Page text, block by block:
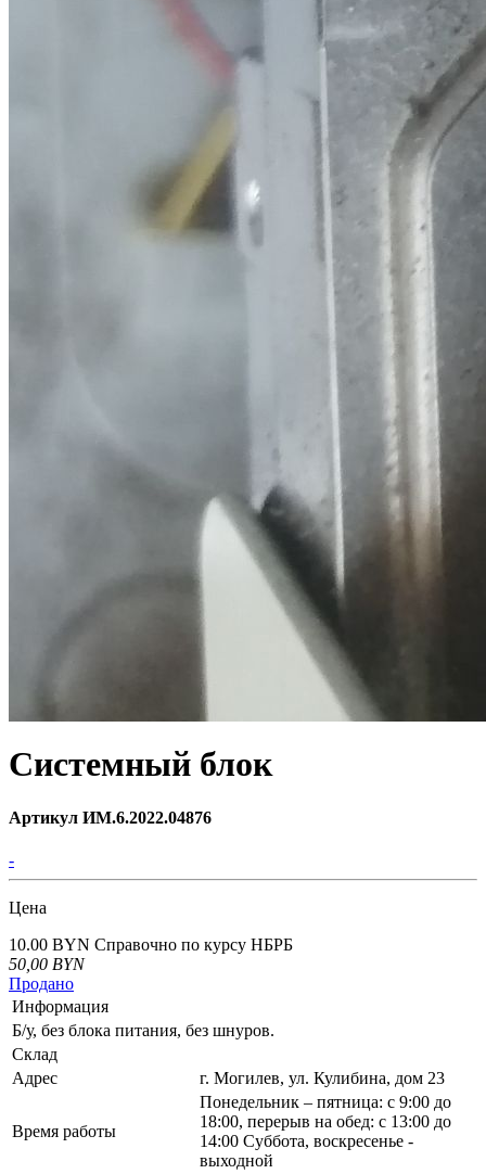
Системный блок
Артикул ИМ.6.2022.04876
-
Цена
10.00 BYN Справочно по курсу НБРБ
50,00 BYN
Продано
Информация
Б/у, без блока питания, без шнуров.
Склад
Адрес
г. Могилев, ул. Кулибина, дом 23
Время работы
Понедельник – пятница: с 9:00 до
18:00, перерыв на обед: с 13:00 до
14:00 Суббота, воскресенье -
выходной